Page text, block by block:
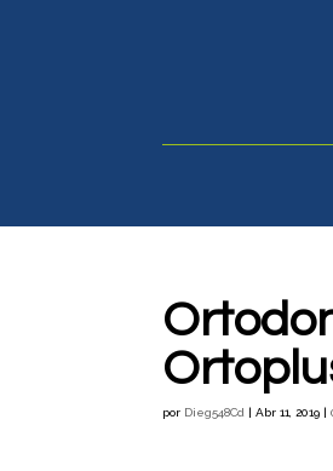
por Dieg548Cd |Abr 11, 2019 |